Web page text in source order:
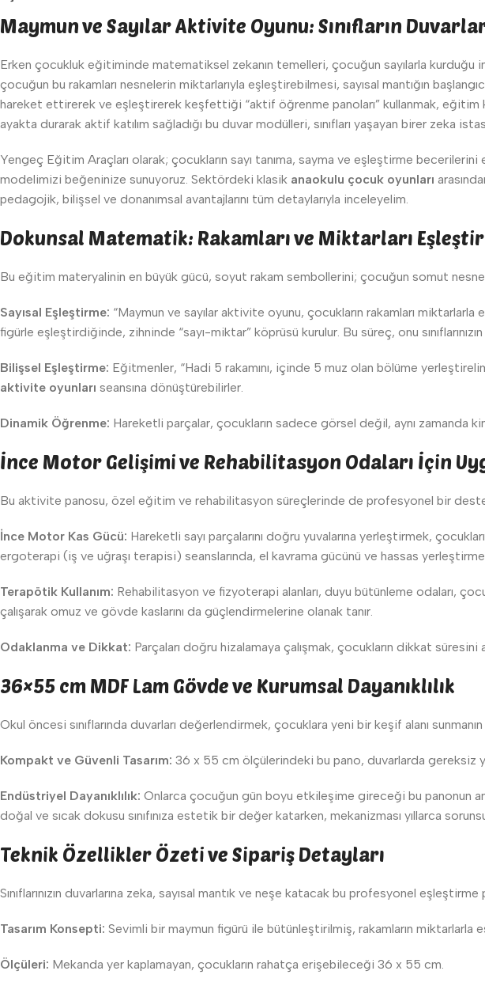
Maymun ve Sayılar Aktivite Oyunu: Sınıfların
Erken çocukluk eğitiminde matematiksel zekanın temelleri, çocuğun sayılarla kurduğu
çocuğun bu rakamları nesnelerin miktarlarıyla eşleştirebilmesi, sayısal mantığın
hareket ettirerek ve eşleştirerek keşfettiği “aktif öğrenme panoları” kullanmak, eğitim
ayakta durarak aktif katılım sağladığı bu duvar modülleri, sınıfları yaşayan birer zeka
Yengeç Eğitim Araçları olarak; çocukların sayı tanıma, sayma ve eşleştirme
modelimizi beğeninize sunuyoruz. Sektördeki klasik anaokulu çocuk oyunları
pedagojik, bilişsel ve donanımsal avantajlarını tüm detaylarıyla inceleyelim.
Dokunsal Matematik: Rakamları ve Miktarları Eşleştir
Bu eğitim materyalinin en büyük gücü, soyut rakam sembollerini; çocuğun somut
Sayısal Eşleştirme: “Maymun ve sayılar aktivite oyunu, çocukların rakamları
figürle eşleştirdiğinde, zihninde “sayı-miktar” köprüsü kurulur. Bu süreç, onu
Bilişsel Eşleştirme: Eğitmenler, “Hadi 5 rakamını, içinde 5 muz olan bölüme
aktivite oyunları seansına dönüştürebilirler.
Dinamik Öğrenme: Hareketli parçalar, çocukların sadece görsel değil, aynı zamanda
İnce Motor Gelişimi ve Rehabilitasyon Odaları İçin
Bu aktivite panosu, özel eğitim ve rehabilitasyon süreçlerinde de profesyonel bir
İnce Motor Kas Gücü: Hareketli sayı parçalarını doğru yuvalarına yerleştirmek,
ergoterapi (iş ve uğraşı terapisi) seanslarında, el kavrama gücünü ve hassas
Terapötik Kullanım: Rehabilitasyon ve fizyoterapi alanları, duyu bütünleme odaları,
çalışarak omuz ve gövde kaslarını da güçlendirmelerine olanak tanır.
Odaklanma ve Dikkat: Parçaları doğru hizalamaya çalışmak, çocukların dikkat
36×55 cm MDF Lam Gövde ve Kurumsal Dayanıklılık
Okul öncesi sınıflarında duvarları değerlendirmek, çocuklara yeni bir keşif alanı
Kompakt ve Güvenli Tasarım: 36 x 55 cm ölçülerindeki bu pano, duvarlarda gereksiz
Endüstriyel Dayanıklılık: Onlarca çocuğun gün boyu etkileşime gireceği bu panonun
doğal ve sıcak dokusu sınıfınıza estetik bir değer katarken, mekanizması yıllarca
Teknik Özellikler Özeti ve Sipariş Detayları
Sınıflarınızın duvarlarına zeka, sayısal mantık ve neşe katacak bu profesyonel
Tasarım Konsepti: Sevimli bir maymun figürü ile bütünleştirilmiş, rakamların
Ölçüleri: Mekanda yer kaplamayan, çocukların rahatça erişebileceği 36 x 55 cm.